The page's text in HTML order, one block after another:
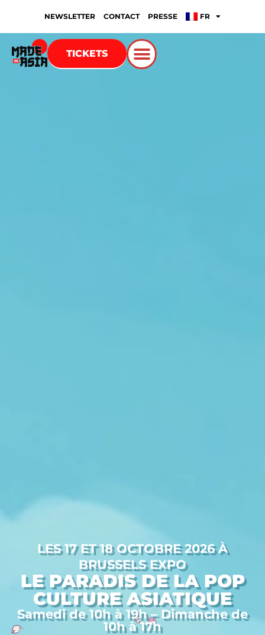
NEWSLETTER CONTACT PRESSE FR
TICKETS
LES 17 ET 18 OCTOBRE 2026 À
BRUSSELS EXPO
LE PARADIS DE LA POP
CULTURE ASIATIQUE
Samedi de 10h à 19h – Dimanche de
10h à 17h